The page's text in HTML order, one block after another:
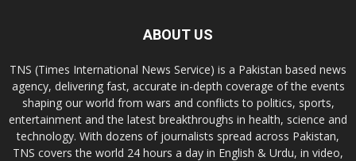
ABOUT US
TNS (Times International News Service) is a Pakistan based news
agency, delivering fast, accurate in-depth coverage of the events
shaping our world from wars and conflicts to politics, sports,
entertainment and the latest breakthroughs in health, science and
technology. With dozens of journalists spread across Pakistan,
TNS covers the world 24 hours a day in English & Urdu, in video,